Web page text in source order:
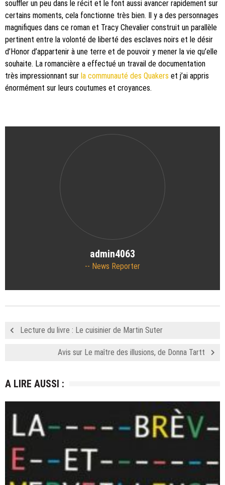
souffler un peu dans le récit et le font aussi avancer rapidement sur
certains moments, cela fonctionne très bien. Il y a des personnages
magnifiques dans ce roman et Tracy Chevalier construit un parallèle
pertinent entre la volonté de liberté des esclaves noirs et le désir
d’Honor d’appartenir à une terre et de pouvoir y mener la vie qu’elle
souhaite. La romancière a effectué un travail de documentation
très impressionnant sur la communauté des Quakers et j’ai appris
énormément sur leurs coutumes et croyances.
admin4063
News Reporter
Lecture du livre : Le cuisinier de Martin Suter
Avis sur Le maître des illusions, de Donna Tartt
A LIRE AUSSI :